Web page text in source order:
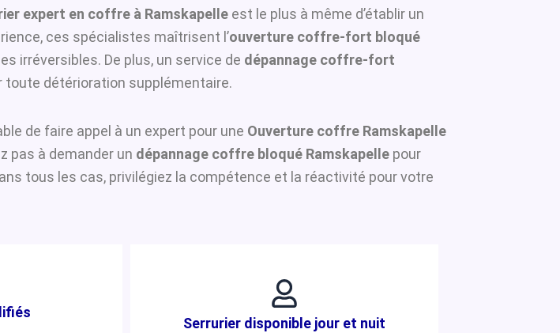
expert en coffre à Ramskapelle est le plus à même d’établir un
ces spécialistes maîtrisent l’ouverture coffre-fort bloqué
irréversibles. De plus, un service de dépannage coffre-fort
toute détérioration supplémentaire.
de faire appel à un expert pour une Ouverture coffre Ramskapelle
pas à demander un dépannage coffre bloqué Ramskapelle pour
tous les cas, privilégiez la compétence et la réactivité pour votre
Serrurier disponible jour et nuit